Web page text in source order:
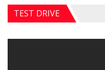
TEST DRIVE